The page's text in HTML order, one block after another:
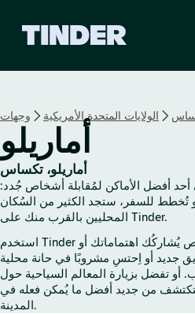
ة
ئ
ي
س
ة
ل
ـ
T
وجهات الولايات المتحدة الأمريكية
أماريلو
أماريلو، تكساس
أفضل الأماكن لمُقابلة أشخاص جُدد:
تُخطط للسفر، ستجد الكثير من السُكان
المحليين بالقرب منك على Tinder.
استخدم Tinder لتُبادل الإعجاب مع شخص يُشاركُك اهتماماتك أو
جديد أو اِحتسِ مشروبًا في حانة محلية
تفضل بزيارة المعالم السياحية حول
لِتكتشف من جديد أفضل ما يُمكن فعله في
المدينة.